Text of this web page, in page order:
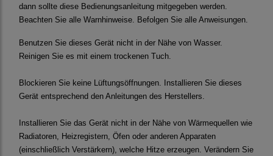
dann sollte diese Bedienungsanleitung mitgegeben werden.
Beachten Sie alle Warnhinweise. Befolgen Sie alle Anweisungen.
Benutzen Sie dieses Gerät nicht in der Nähe von Wasser.
Reinigen Sie es mit einem trockenen Tuch.
Blockieren Sie keine Lüftungsöffnungen. Installieren Sie dieses
Gerät entsprechend den Anleitungen des Herstellers.
Installieren Sie das Gerät nicht in der Nähe von Wärmequellen wie
Radiatoren, Heizregistern, Öfen oder anderen Apparaten
(einschließlich Verstärkern), welche Hitze erzeugen. Verändern Sie